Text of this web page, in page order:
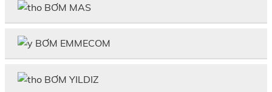
BƠM MAS
BƠM EMMECOM
BƠM YILDIZ